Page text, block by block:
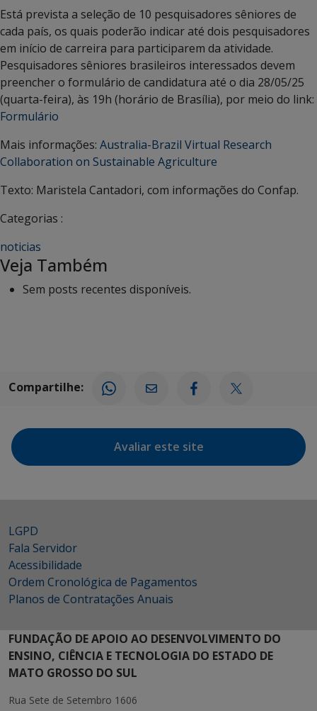
Está prevista a seleção de 10 pesquisadores sêniores de
cada país, os quais poderão indicar até dois pesquisadores
em início de carreira para participarem da atividade.
Pesquisadores sêniores brasileiros interessados devem
preencher o formulário de candidatura até o dia 28/05/25
(quarta-feira), às 19h (horário de Brasília), por meio do link:
Formulário
Mais informações: Australia-Brazil Virtual Research
Collaboration on Sustainable Agriculture
Texto: Maristela Cantadori, com informações do Confap.
Categorias :
noticias
Veja Também
Sem posts recentes disponíveis.
Compartilhe:
Avaliar este site
LGPD
Fala Servidor
Acessibilidade
Ordem Cronológica de Pagamentos
Planos de Contratações Anuais
FUNDAÇÃO DE APOIO AO DESENVOLVIMENTO DO
ENSINO, CIÊNCIA E TECNOLOGIA DO ESTADO DE
MATO GROSSO DO SUL
Rua Sete de Setembro 1606